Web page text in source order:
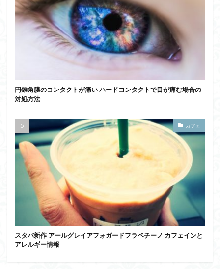
円錐角膜のコンタクトが痛い ハードコンタクトで目が痛む場合の
対処方法
カフェ
スタバ新作 アールグレイアフォガードフラペチーノ カフェインと
アレルギー情報